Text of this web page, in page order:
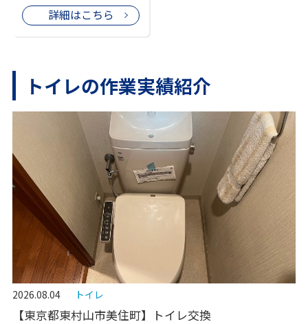
詳細はこちら
トイレの作業実績紹介
2026.08.04 トイレ
【東京都東村山市美住町】トイレ交換